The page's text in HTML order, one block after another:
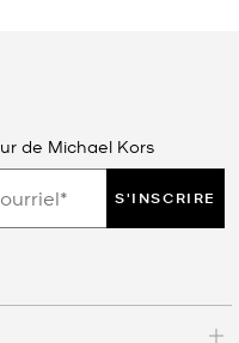
de Michael Kors
S'INSCRIRE